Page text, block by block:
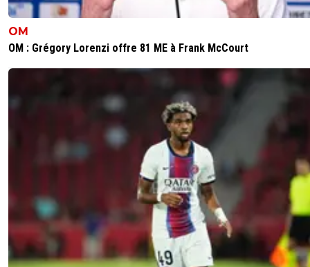
cylon 24 juillet 2021 à 18:19
OM
OM : Grégory Lorenzi offre 81 ME à Frank McCourt